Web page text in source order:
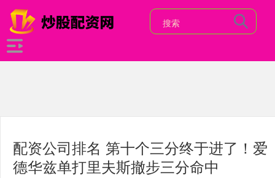
配资公司排名 第十个三分终于进了！爱
德华兹单打里夫斯撤步三分命中